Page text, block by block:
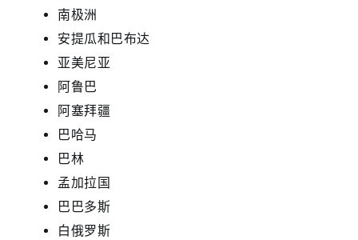
南极洲
安提瓜和巴布达
亚美尼亚
阿鲁巴
阿塞拜疆
巴哈马
巴林
孟加拉国
巴巴多斯
白俄罗斯